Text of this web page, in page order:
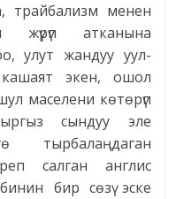
менен
жүрүп атканына
улут жандуу уул-
экен, ошол
маселени көтөрүп
сындуу эле
тырбалаңдаган
салган англис
бир сөзү эске